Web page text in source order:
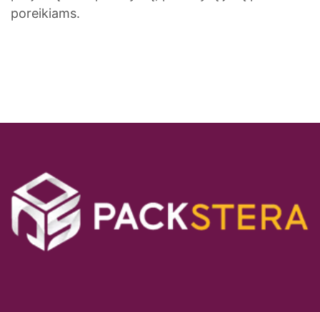
poreikiams.